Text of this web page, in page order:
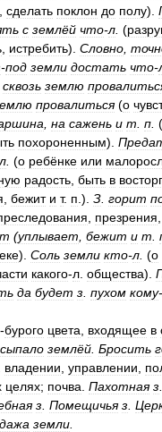
сделать поклон до полу).
с землёй что-л (
истребить). Словно
-под земли достать что-
сквозь землю
провалиться(о
на сажень и т п (
похороненным).
л (о ребёнке или
радость быть в
бежит и т. п .). З горит
презрения
(уплывает бежит и т
). Соль земли кто-л (о
какого-л общества).
да будет з пухом кому-
-бурого цвета входящее в
землёй Бросить
владении управлении
целях; почва Пахотная з
з Помещичья з
земли